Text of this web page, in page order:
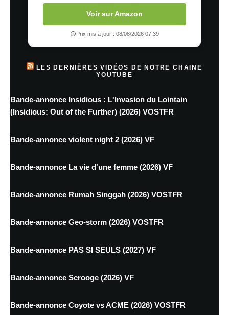
Voir sur Amazon
Prix mis à jour : 08/08/2026 07:39
LES DERNIÈRES VIDÉOS DE NOTRE CHAINE
YOUTUBE
Bande-annonce Insidious : L'Invasion du Lointain
(Insidious: Out of the Further) (2026) VOSTFR
Bande-annonce violent night 2 (2026) VF
Bande-annonce La vie d'une femme (2026) VF
Bande-annonce Rumah Singgah (2026) VOSTFR
Bande-annonce Geo-storm (2026) VOSTFR
Bande-annonce PAS SI SEULS (2027) VF
Bande-annonce Scrooge (2026) VF
Bande-annonce Coyote vs ACME (2026) VOSTFR